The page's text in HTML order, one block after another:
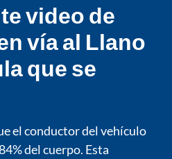
video de
vía al Llano
que se
el conductor del vehículo
del cuerpo. Esta